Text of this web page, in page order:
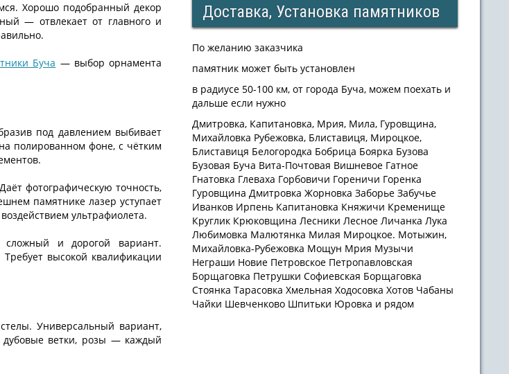
Хорошо подобранный декор
— отвлекает от главного и
Буча — выбор орнамента
под давлением выбивает
полированном фоне, с чётким
фотографическую точность,
памятнике лазер уступает
ультрафиолета.
и дорогой вариант.
высокой квалификации
Универсальный вариант,
дубовые ветки, розы — каждый
Доставка, Установка памятников
По желанию заказчика
памятник может быть установлен
в радиусе 50-100 км, от города Буча, можем поехать и
дальше если нужно
Дмитровка, Капитановка, Мрия, Мила, Гуровщина,
Михайловка Рубежовка, Блиставиця, Мироцкое,
Блиставиця Белогородка Бобрица Боярка Бузова
Бузовая Буча Вита-Почтовая Вишневое Гатное
Гнатовка Глеваха Горбовичи Гореничи Горенка
Гуровщина Дмитровка Жорновка Заборье Забучье
Иванков Ирпень Капитановка Княжичи Кременище
Круглик Крюковщина Лесники Лесное Личанка Лука
Любимовка Малютянка Милая Мироцкое. Мотыжин,
Михайловка-Рубежовка Мощун Мрия Музычи
Неграши Новие Петровское Петропавловская
Борщаговка Петрушки Софиевская Борщаговка
Стоянка Тарасовка Хмельная Ходосовка Хотов Чабаны
Чайки Шевченково Шпитьки Юровка и рядом